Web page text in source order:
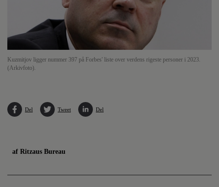
Kuzmitjov ligger nummer 397 på Forbes' liste over verdens rigeste personer i 2023.
(Arkivfoto).
Del Tweet Del
af Ritzaus Bureau